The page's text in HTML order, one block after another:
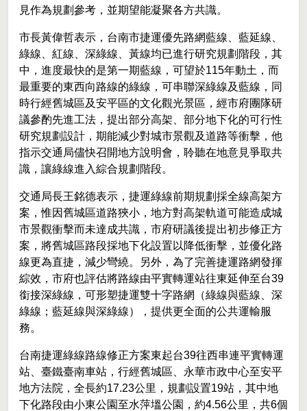
見作為規劃參考，並期望能凝聚各方共識。
市長黃偉哲表示，台南市捷運優先路網藍線、藍延線、
綠線、紅線、深綠線、黃線均已進行研究規劃階段，其
中，進度最快的是第一期藍線，可望於115年動土，而
最重要的東西向路線的綠線，可串聯深綠線及藍線，同
時行經舊城區及安平區的文化觀光景區，經市府團隊研
議參酌先進工法，提出部分高架、部分地下化的可行性
研究規劃設計，期能減少對城市景觀及道路等衝擊，他
指示交通局儘快召開地方說明會，聆聽在地意見爭取共
識，讓綠線進入綜合規劃階段。
交通局長王銘德表示，捷運綠線前期規劃採全線高架方
案，惟因舊城區道路狹小，地方對高架軌道可能造成城
市景觀衝擊而未達成共識，市府研議後提出初步修正方
案，將舊城區路段採地下化設置以降低衝擊，並優化路
線更為直捷，減少彎繞。另外，為了完善捷運路網發揮
綜效，市府也評估將路線由平實轉運站往東延伸至台39
銜接深綠線，可形塑捷運雙十字路網（綠線與藍線、深
綠線；藍延線與深綠線），提供更全面的公共運輸服
務。
台南捷運綠線路線修正方案東起台39往西串連平實轉運
站、臺鐵臺南車站，行經舊城區、永華市政中心至安平
地方法院，全長約17.23公里，規劃設置19站，其中地
下化路段由小東公園至水萍塭公園，約4.56公里，共6個